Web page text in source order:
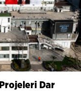
Dar